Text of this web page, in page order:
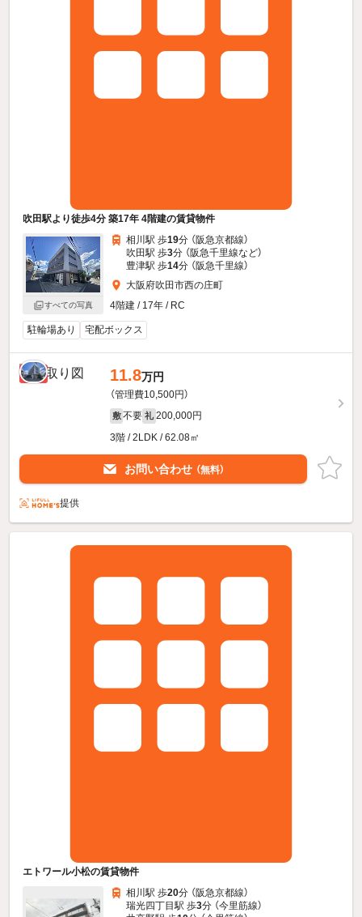
吹田駅より徒歩4分 築17年 4階建の賃貸物件
すべての写真
相川駅 歩19分 （阪急京都線）
吹田駅 歩3分 （阪急千里線など）
豊津駅 歩14分 （阪急千里線）
大阪府吹田市西の庄町
4階建 / 17年 / RC
駐輪場あり 宅配ボックス
新着 11.8万円
（管理費10,500円）
敷 不要 礼 200,000円
3階 / 2LDK / 62.08㎡
お問い合わせ （無料）
提供
エトワール小松の賃貸物件
相川駅 歩20分 （阪急京都線）
瑞光四丁目駅 歩3分 （今里筋線）